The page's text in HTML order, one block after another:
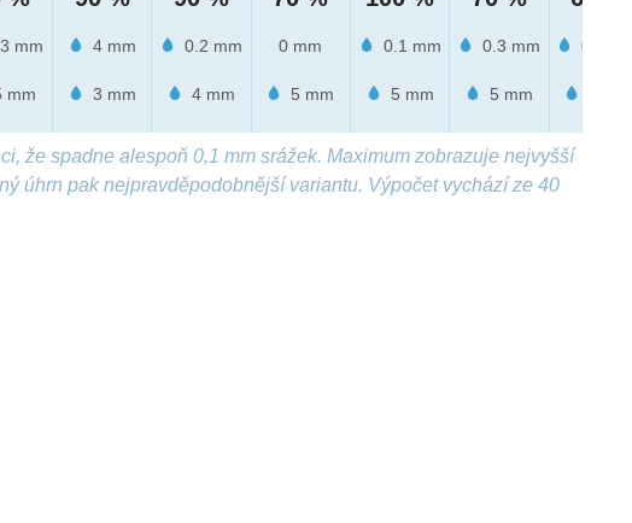
mm
mm
4 mm
3 mm
0.2 mm
4 mm
0 mm
5 mm
0.1 mm
5 mm
0.3 mm
5 mm
0.4 mm
že spadne alespoň 0,1 mm srážek. Maximum zobrazuje nejvyšší
úhrn pak nejpravděpodobnější variantu. Výpočet vychází ze 40